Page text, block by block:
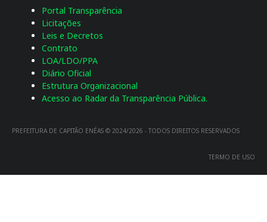
Portal Transparência
Licitações
Leis e Decretos
Contrato
LOA/LDO/PPA
Diário Oficial
Estrutura Organizacional
Acesso ao Radar da Transparência Pública.
PREFEITURA DE CAPITÃO ENÉAS © 2024/2026 - TODOS DIREITOS RESERVADOS
TERMO DE USO